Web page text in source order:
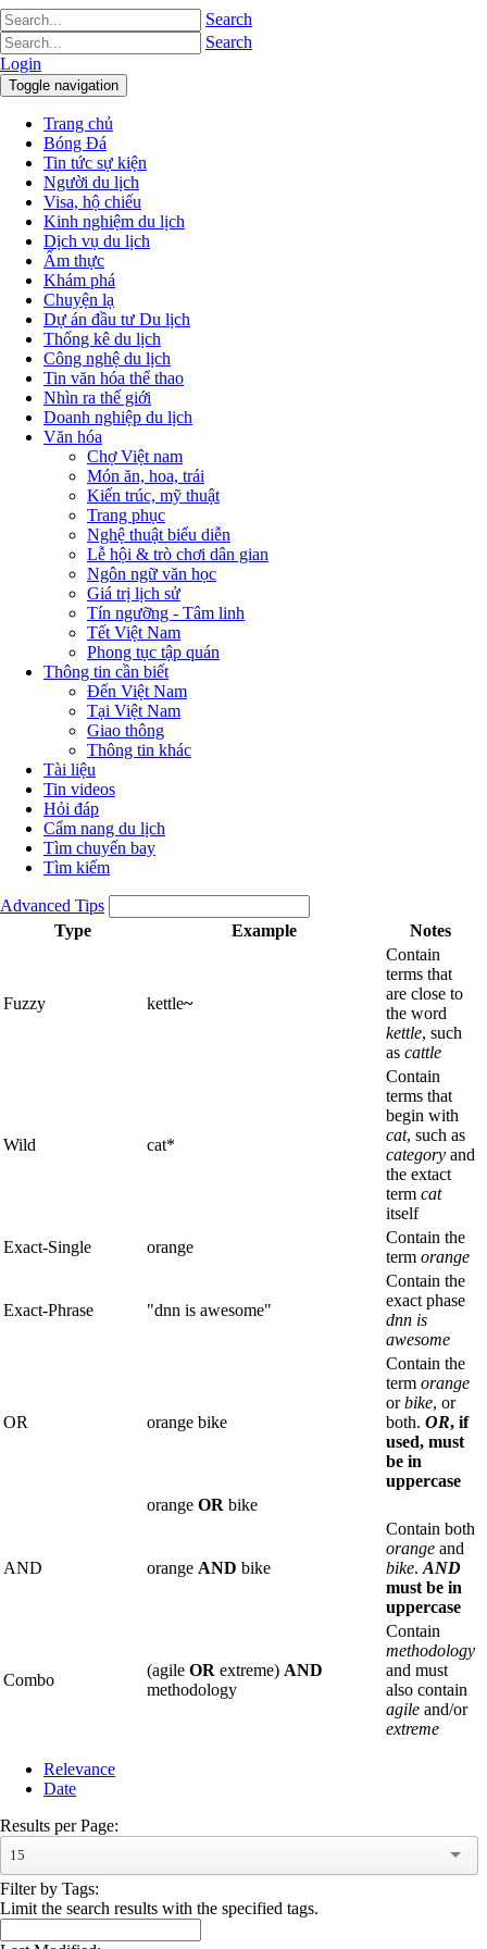
Search
Search
Login
Toggle navigation
Trang chủ
Bóng Đá
Tin tức sự kiện
Người du lịch
Visa, hộ chiếu
Kinh nghiệm du lịch
Dịch vụ du lịch
Ẩm thực
Khám phá
Chuyện lạ
Dự án đầu tư Du lịch
Thống kê du lịch
Công nghệ du lịch
Tin văn hóa thể thao
Nhìn ra thế giới
Doanh nghiệp du lịch
Văn hóa
Chợ Việt nam
Món ăn, hoa, trái
Kiến trúc, mỹ thuật
Trang phục
Nghệ thuật biểu diễn
Lễ hội & trò chơi dân gian
Ngôn ngữ văn học
Giá trị lịch sử
Tín ngưỡng - Tâm linh
Tết Việt Nam
Phong tục tập quán
Thông tin cần biết
Đến Việt Nam
Tại Việt Nam
Giao thông
Thông tin khác
Tài liệu
Tin videos
Hỏi đáp
Cẩm nang du lịch
Tìm chuyến bay
Tìm kiếm
Advanced Tips
Type
Example Notes
Fuzzy kettle~
Contain
terms that
are close to
the word
kettle, such
as cattle
Wild cat*
Contain
terms that
begin with
cat, such as
category and
the extact
term cat
itself
Exact-Single
orange
Contain the
term orange
Exact-Phrase "dnn is awesome"
Contain the
exact phase
dnn is
awesome
OR orange bike
Contain the
term orange
orbike, or
both. OR, if
used, must
be in
uppercase
orange OR bike
AND orange AND bike
Contain both
orange and
bike. AND
must be in
uppercase
Combo
(agile OR extreme) AND
methodology
Contain
methodology
and must
also contain
agile and/or
extreme
Relevance
Date
Results per Page:
15
Filter by Tags:
Limit the search results with the specified tags.